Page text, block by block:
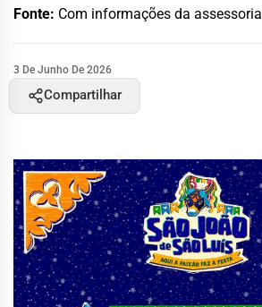
Fonte: Com informações da assessoria
3 De Junho De 2026
Compartilhar